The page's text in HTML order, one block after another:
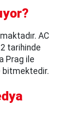
AC
tarihinde
Prag ile
bitmektedir.